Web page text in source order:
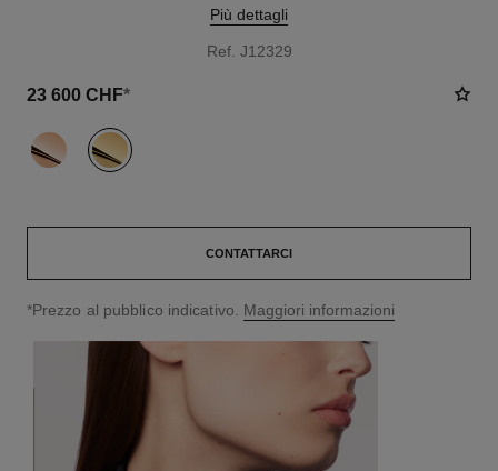
Più dettagli
Ref. J12329
23 600 CHF*
variante (2)
CONTATTARCI
↩
*Prezzo al pubblico indicativo. Maggiori informazioni